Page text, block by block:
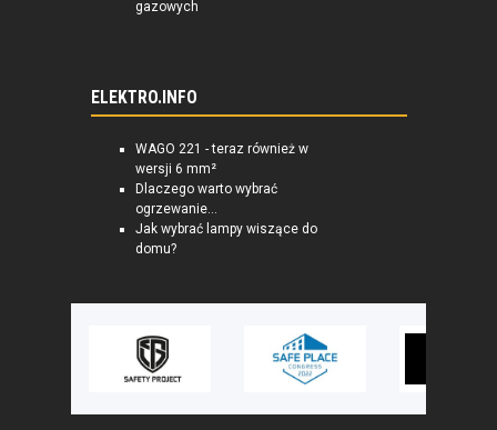
gazowych
ELEKTRO.INFO
WAGO 221 - teraz również w
wersji 6 mm²
Dlaczego warto wybrać
ogrzewanie...
Jak wybrać lampy wiszące do
domu?